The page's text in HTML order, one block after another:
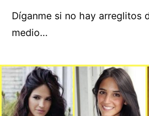
Díganme si no hay arreglitos
medio…